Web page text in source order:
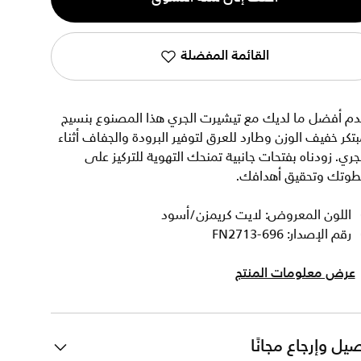
القائمة المفضلة
أفضل ما لديك مع تيشيرت الجري هذا المصنوع بنسيج
خفيف الوزن وطارد للعرق لتوفير البرودة والجفاف أثناء
زودناه بفتحات جانبية تمنحك التهوية للتركيز على
وتحقيق أهدافك.
اللون المعروض: لايت كريمزن/أسود
رقم الإصدار: FN2713-696
عرض معلومات المنتج
وإرجاع مجانًا